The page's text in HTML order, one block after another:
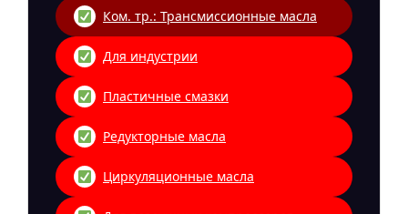
Ком. тр.: Трансмиссионные масла
Для индустрии
Пластичные смазки
Редукторные масла
Циркуляционные масла